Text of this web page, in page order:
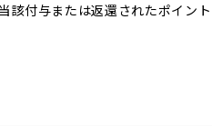
該付与または返還されたポイン